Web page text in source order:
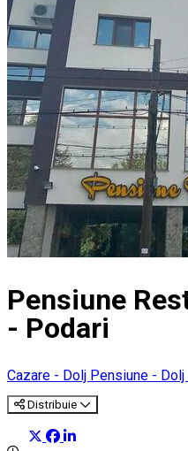
Pensiune
- Podari
Cazare - Dolj Pensiune - Dolj
Distribuie